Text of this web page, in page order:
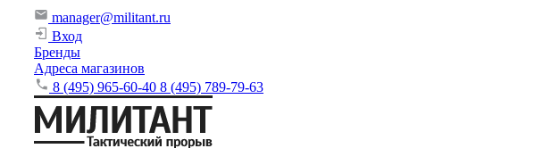
manager@militant.ru
Вход
Бренды
Адреса магазинов
8 (495) 965-60-40 8 (495) 789-79-63